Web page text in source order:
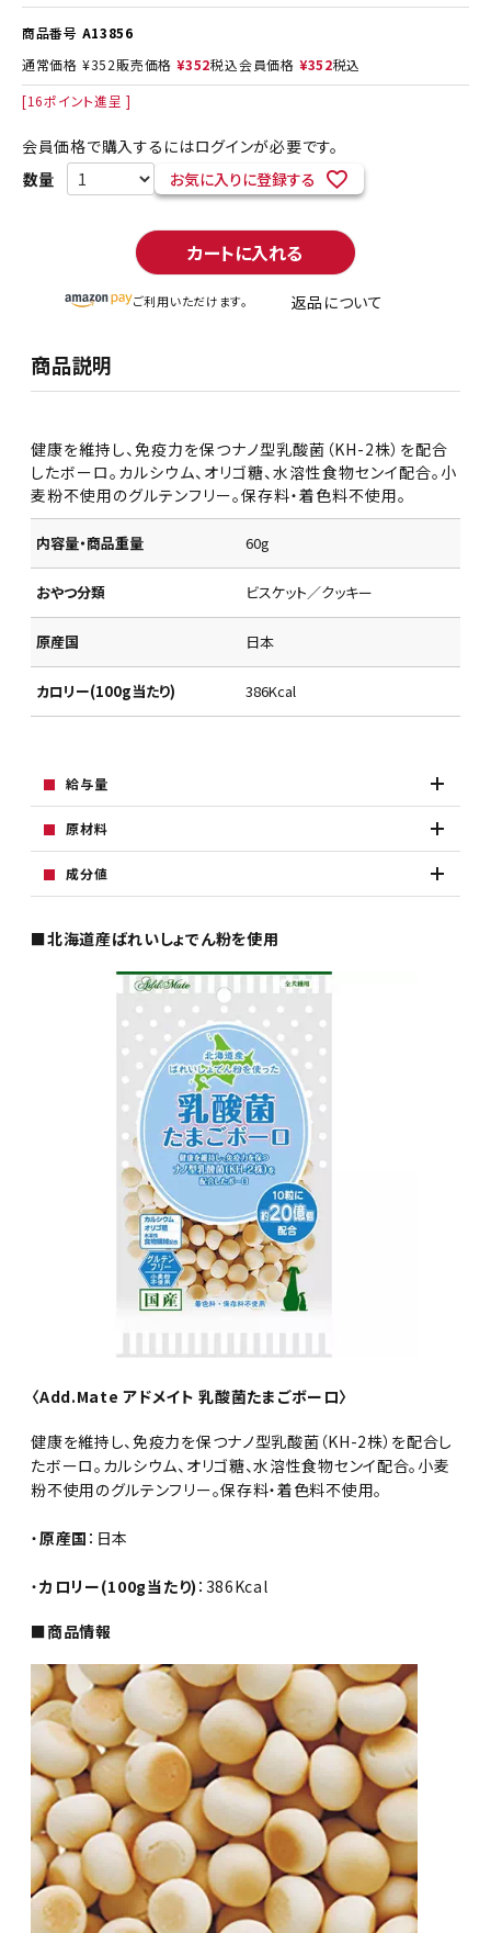
商品番号 A13856
通常価格 ¥352販売価格 ¥352税込会員価格 ¥352税込
[16ポイント進呈 ]
会員価格で購入するにはログインが必要です。
お気に入りに登録する
カートに入れる
ご利用いただけます。 返品について
商品説明
健康を維持し、免疫力を保つナノ型乳酸菌（KH-2株）を配合
したボーロ。カルシウム、オリゴ糖、水溶性食物センイ配合。小
麦粉不使用のグルテンフリー。保存料・着色料不使用。
内容量・商品重量 60g
おやつ分類 ビスケット／クッキー
原産国 日本
カロリー(100g当たり) 386Kcal
給与量
原材料
成分値
■北海道産ばれいしょでん粉を使用
〈Add.Mate アドメイト 乳酸菌たまごボーロ〉
健康を維持し、免疫力を保つナノ型乳酸菌（KH-2株）を配合し
たボーロ。カルシウム、オリゴ糖、水溶性食物センイ配合。小麦
粉不使用のグルテンフリー。保存料・着色料不使用。
・原産国 ：日本
・カロリー(100g当たり) ：386Kcal
■商品情報